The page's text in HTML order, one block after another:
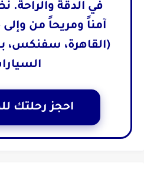
في الدقة
آمناً ومريحاً من
(القاهرة، سفنكس،
احجز رحلتك